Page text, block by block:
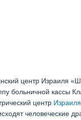
центр Израиля
больничной кассы
центр Израиля
человеческие